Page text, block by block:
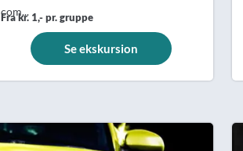
com...
Fra kr. 1,- pr. gruppe
Se ekskursion